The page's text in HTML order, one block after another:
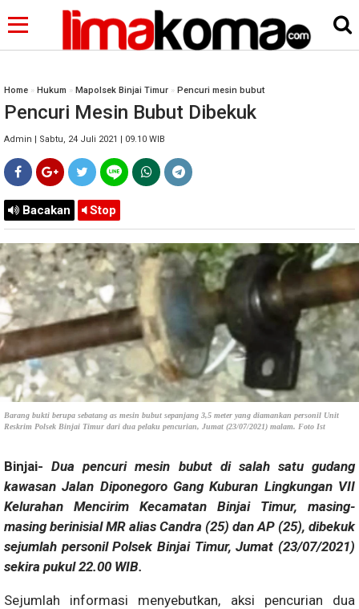
Home » Hukum » Mapolsek Binjai Timur » Pencuri mesin bubut
Pencuri Mesin Bubut Dibekuk
Admin | Sabtu, 24 Juli 2021 | 09.10 WIB
Bacakan Stop
Barang bukti berupa sebatang as mesin bubut sepanjang 3,5 meter yang diamankan personil Unit
Reskrim Polsek Binjai Timur dari dua pelaku pencurian, Jumat (23/07/2021) malam. Foto Ist
Binjai- Dua pencuri mesin bubut di salah satu gudang
kawasan Jalan Diponegoro Gang Kuburan Lingkungan VII
Kelurahan Mencirim Kecamatan Binjai Timur, masing-
masing berinisial MR alias Candra (25) dan AP (25), dibekuk
sejumlah personil Polsek Binjai Timur, Jumat (23/07/2021)
sekira pukul 22.00 WIB.
Sejumlah informasi menyebutkan, aksi pencurian dua